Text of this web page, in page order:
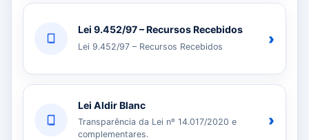
Lei 9.452/97 – Recursos Recebidos
Lei 9.452/97 – Recursos Recebidos ›
Lei Aldir Blanc
Transparência da Lei nº 14.017/2020 e
complementares.
›